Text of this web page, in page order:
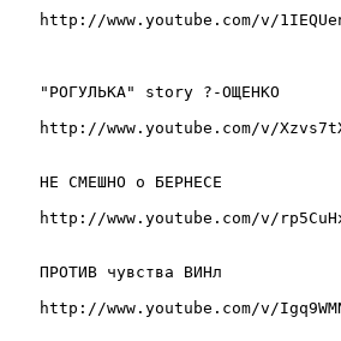
http://www.youtube.com/v/
    "РОГУЛЬКА" story ?-ОЩЕНКО
http://www.youtube.com/v/
    НЕ СМЕШНО о БЕРНЕСЕ
http://www.youtube.com/v/
    ПРОТИВ чувства ВИНл
http://www.youtube.com/v/